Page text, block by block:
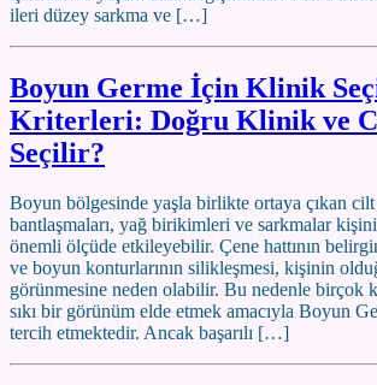
ileri düzey sarkma ve […]
Boyun Germe İçin Klinik
Kriterleri: Doğru Klinik ve
Seçilir?
Boyun bölgesinde yaşla birlikte ortaya çıkan cilt
bantlaşmaları, yağ birikimleri ve sarkmalar
önemli ölçüde etkileyebilir. Çene hattının
ve boyun konturlarının silikleşmesi, kişinin
görünmesine neden olabilir. Bu nedenle birçok
sıkı bir görünüm elde etmek amacıyla Boyun
tercih etmektedir. Ancak başarılı […]